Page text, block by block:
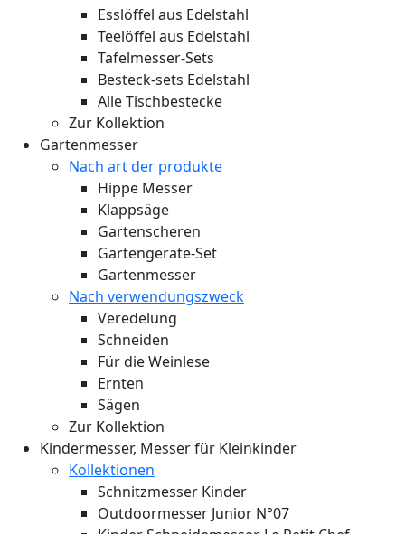
Esslöffel aus Edelstahl
Teelöffel aus Edelstahl
Tafelmesser-Sets
Besteck-sets Edelstahl
Alle Tischbestecke
Zur Kollektion
Gartenmesser
Nach art der produkte
Hippe Messer
Klappsäge
Gartenscheren
Gartengeräte-Set
Gartenmesser
Nach verwendungszweck
Veredelung
Schneiden
Für die Weinlese
Ernten
Sägen
Zur Kollektion
Kindermesser, Messer für Kleinkinder
Kollektionen
Schnitzmesser Kinder
Outdoormesser Junior N°07